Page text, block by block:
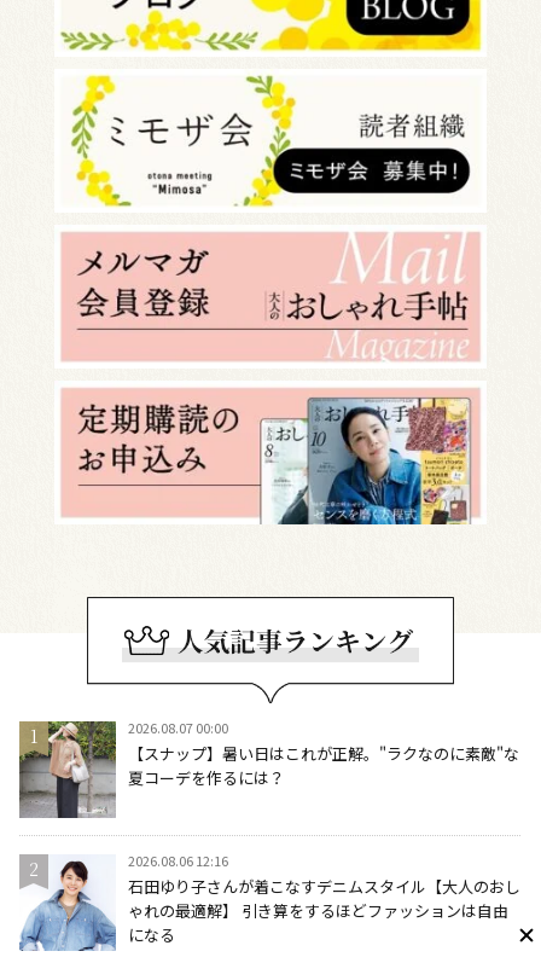
2026.08.07 00:00
【スナップ】暑い日はこれが正解。"ラクなのに素敵"な
夏コーデを作るには？
2026.08.06 12:16
石田ゆり子さんが着こなすデニムスタイル【大人のおし
ゃれの最適解】 引き算をするほどファッションは自由
になる